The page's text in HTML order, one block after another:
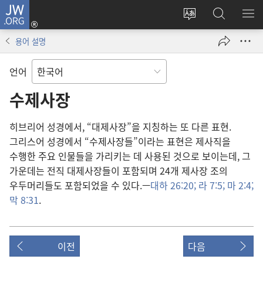
JW.ORG
사이트
변경
로그인
(새로운
열기)
JW.ORG
검색
메
용어 설명
언어
수제사장
히브리어 성경에서, “대제사장”을 지칭하는 또 다른 표현.
그리스어 성경에서 “수제사장들”이라는 표현은 제사직을
수행한 주요 인물들을 가리키는 데 사용된 것으로 보이는데, 그
가운데는 전직 대제사장들이 포함되며 24개 제사장 조의
우두머리들도 포함되었을 수 있다.—대하 26:20; 라 7:5; 마 2:4;
막 8:31.
이전 다음